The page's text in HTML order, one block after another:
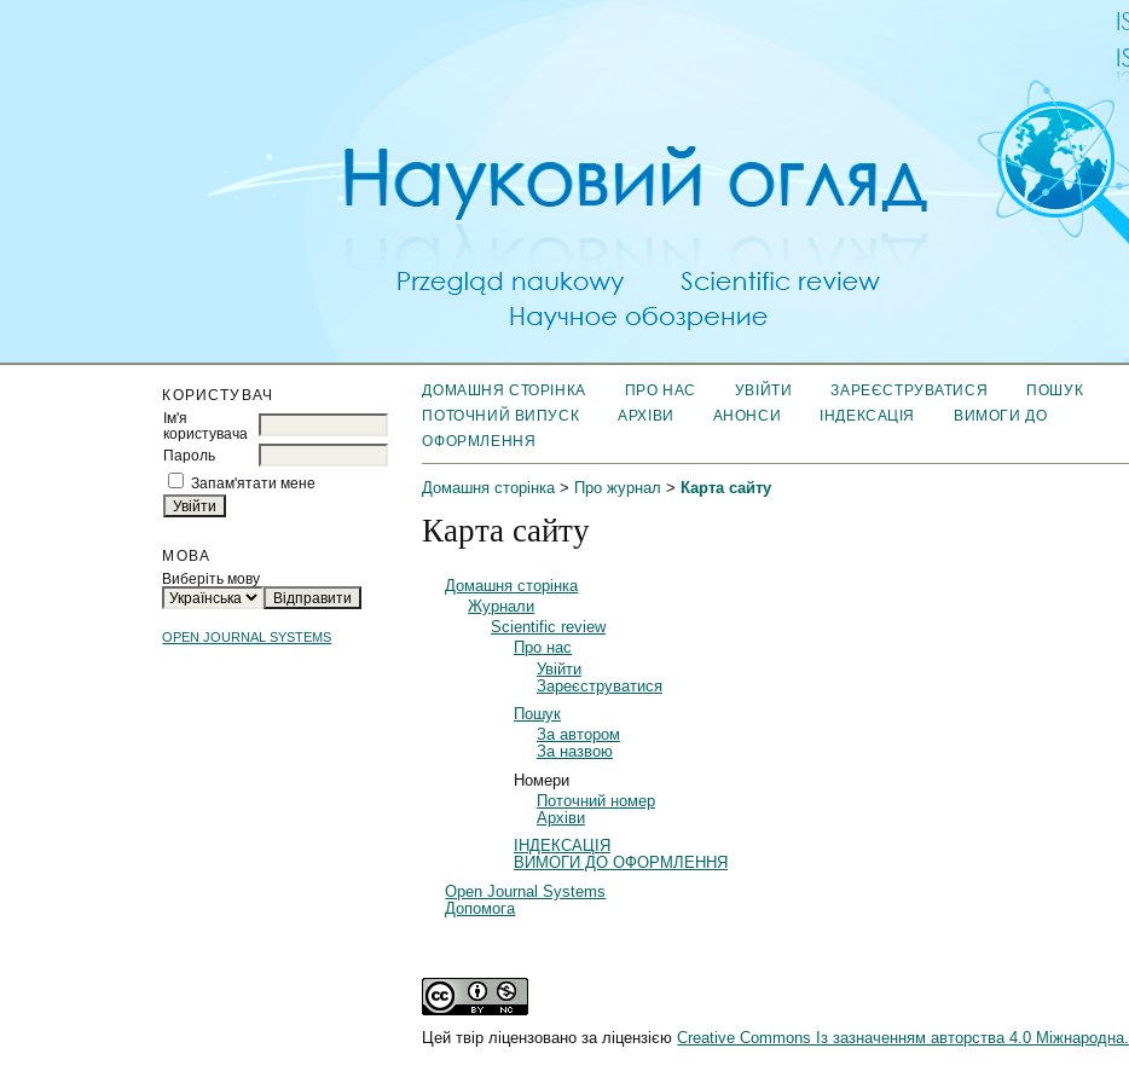
КОРИСТУВАЧ
Ім'я
користувача
Пароль
Запам'ятати мене
МОВА
Виберіть мову
OPEN JOURNAL SYSTEMS
ДОМАШНЯ СТОРІНКА ПРО НАС УВІЙТИ ЗАРЕЄСТРУВАТИСЯ
ПОШУК
ПОТОЧНИЙ ВИПУСК
АРХІВИ АНОНСИ ІНДЕКСАЦІЯ
ВИМОГИ ДО
ОФОРМЛЕННЯ
Домашня сторінка > Про журнал > Карта сайту
Карта сайту
Домашня сторінка
Журнали
Scientific review
Про нас
Увійти
Зареєструватися
Пошук
За автором
За назвою
Номери
Поточний номер
Архіви
ІНДЕКСАЦІЯ
ВИМОГИ ДО ОФОРМЛЕННЯ
Open Journal Systems
Допомога
Цей твір ліцензовано за ліцензієюCreative Commons Із зазначенням авторства 4.0 Міжнародна.